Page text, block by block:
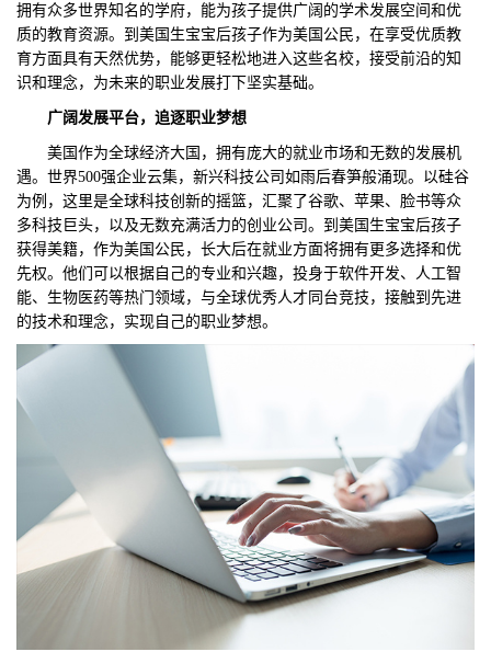
拥有众多世界知名的学府，能为孩子提供广阔的学术发展空间和优
质的教育资源。到美国生宝宝后孩子作为美国公民，在享受优质教
育方面具有天然优势，能够更轻松地进入这些名校，接受前沿的知
识和理念，为未来的职业发展打下坚实基础。
广阔发展平台，追逐职业梦想
美国作为全球经济大国，拥有庞大的就业市场和无数的发展机
遇。世界500强企业云集，新兴科技公司如雨后春笋般涌现。以硅谷
为例，这里是全球科技创新的摇篮，汇聚了谷歌、苹果、脸书等众
多科技巨头，以及无数充满活力的创业公司。到美国生宝宝后孩子
获得美籍，作为美国公民，长大后在就业方面将拥有更多选择和优
先权。他们可以根据自己的专业和兴趣，投身于软件开发、人工智
能、生物医药等热门领域，与全球优秀人才同台竞技，接触到先进
的技术和理念，实现自己的职业梦想。